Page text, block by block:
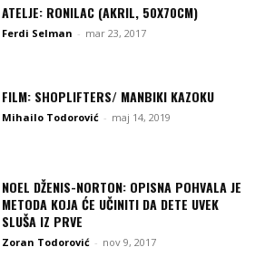
ATELJE: RONILAC (AKRIL, 50X70CM)
Ferdi Selman - mar 23, 2017
FILM: SHOPLIFTERS/ MANBIKI KAZOKU
Mihailo Todorović - maj 14, 2019
NOEL DŽENIS-NORTON: OPISNA POHVALA JE
METODA KOJA ĆE UČINITI DA DETE UVEK
SLUŠA IZ PRVE
Zoran Todorović - nov 9, 2017